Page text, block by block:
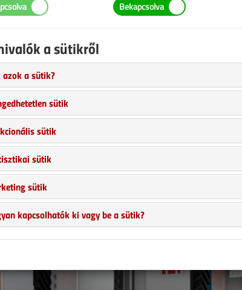
táblázata
lemezes hőcserélők, primer 70/55
fűtésre
online |
a sütikről
a sütik?
sütik
sütik
sütik
sütik
kapcsolhatók ki vagy be a sütik?